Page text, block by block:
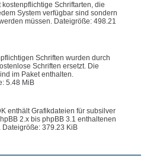
kostenpflichtige Schriftarten, die
System verfügbar sind sondern
müssen. Dateigröße: 498.21
Schriften wurden durch
Schriften ersetzt. Die
im Paket enthalten.
5.48 MiB
enthält Grafikdateien für subsilver
2.x bis phpBB 3.1 enthaltenen
Dateigröße: 379.23 KiB